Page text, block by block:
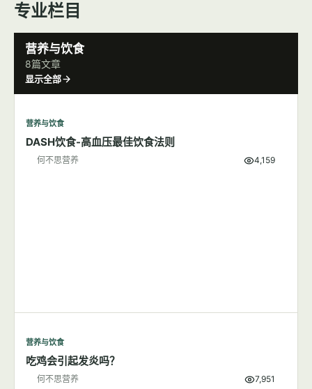
专业栏目
营养与饮食
8篇文章
显示全部
营养与饮食
DASH饮食-高血压最佳饮食法则
何不思营养 4,159
营养与饮食
吃鸡会引起发炎吗？
何不思营养 7,951